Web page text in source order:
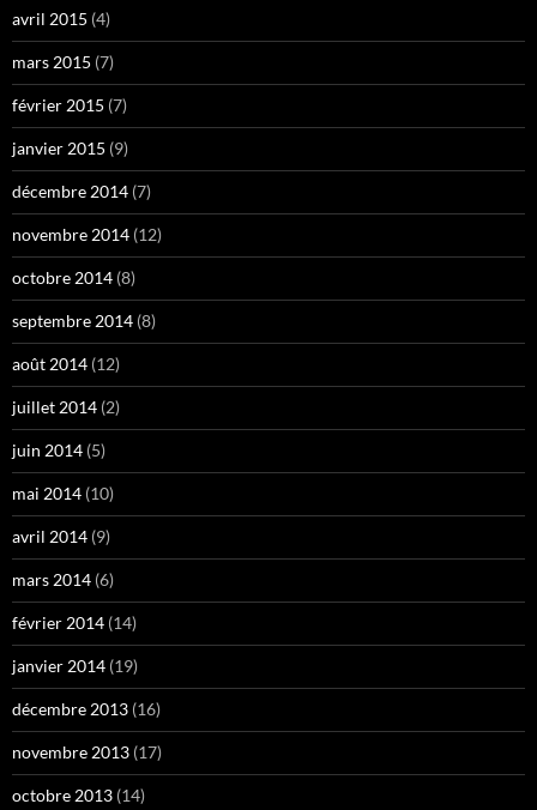
avril 2015 (4)
mars 2015 (7)
février 2015 (7)
janvier 2015 (9)
décembre 2014 (7)
novembre 2014 (12)
octobre 2014 (8)
septembre 2014 (8)
août 2014 (12)
juillet 2014 (2)
juin 2014 (5)
mai 2014 (10)
avril 2014 (9)
mars 2014 (6)
février 2014 (14)
janvier 2014 (19)
décembre 2013 (16)
novembre 2013 (17)
octobre 2013 (14)